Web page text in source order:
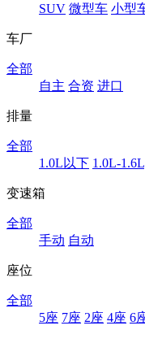
SUV 微型车 小型
车厂
全部
自主 合资 进口
排量
全部
1.0L以下 1.0L-1.6L
变速箱
全部
手动 自动
座位
全部
5座 7座 2座 4座 6